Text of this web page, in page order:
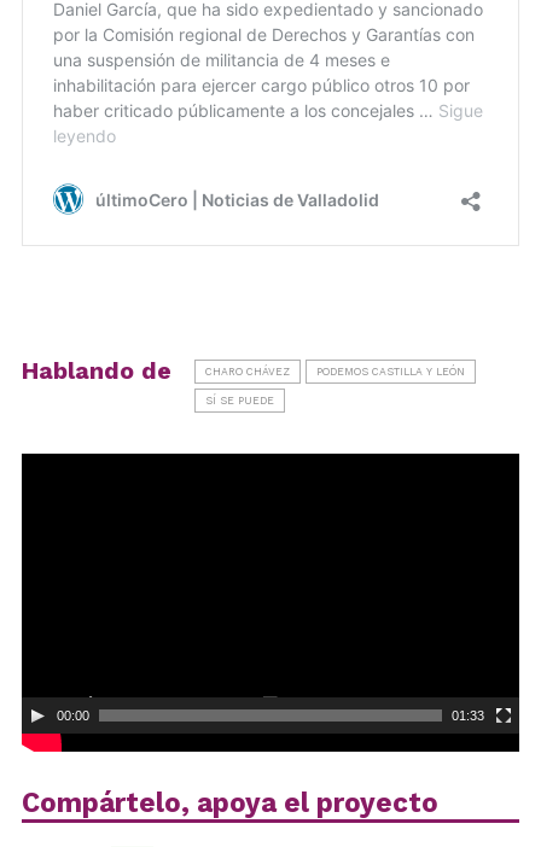
Hablando de CHARO CHÁVEZ PODEMOS CASTILLA Y LEÓN
SÍ SE PUEDE
00:00 01:33
Compártelo, apoya el proyecto